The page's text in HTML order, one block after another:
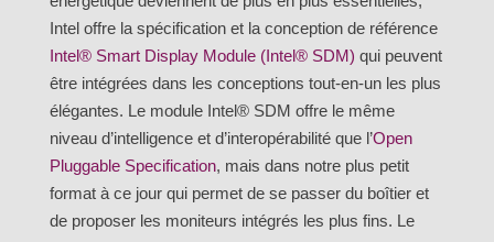
Intel offre la spécification et la conception de référence
Intel® Smart Display Module (Intel® SDM) qui peuvent
être intégrées dans les conceptions tout-en-un les plus
élégantes. Le module Intel® SDM offre le même
niveau d’intelligence et d’interopérabilité que l’Open
Pluggable Specification, mais dans notre plus petit
format à ce jour qui permet de se passer du boîtier et
de proposer les moniteurs intégrés les plus fins. Le